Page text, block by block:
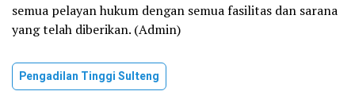
semua pelayan hukum dengan semua fasilitas dan sarana
yang telah diberikan. (Admin)
Pengadilan Tinggi Sulteng